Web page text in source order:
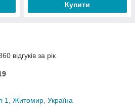
Купити
відгуків за рік
1, Житомир, Україна